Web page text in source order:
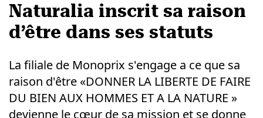
Naturalia inscrit sa raison
d’être dans ses statuts
La filiale de Monoprix s'engage a ce que sa
raison d'être «DONNER LA LIBERTE DE FAIRE
DU BIEN AUX HOMMES ET A LA NATURE »
devienne le cœur de sa mission et se donne